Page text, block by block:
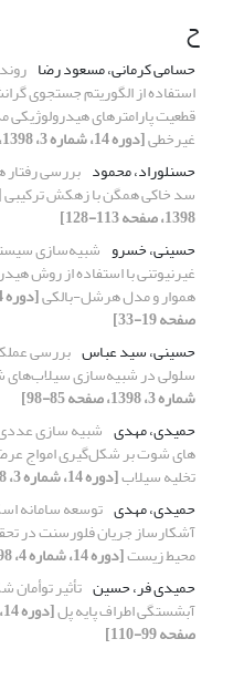
ح
حسامی کرمانی، مسعود رضا
استفاده از الگوریتم جستجوی
قطعیت پارامترهای
غیرخطی[دوره 14، شماره 3، 1398، صفحه 17-31]
حسنلوراد، محمود بررسی رفتار
سد خاکی همگن با زهکش ترکیبی
1398، صفحه 113-128]
حسینی، خسرو شبیه‌سازی
غیرنیوتنی با استفاده از روش
هموار و مدل هرشل-بالکی
صفحه 19-33]
حسینی، سید عباس بررسی
سلولی در شبیه‌سازی
شماره 3، 1398، صفحه 85-98]
حمیدی، مهدی شبیه سازی عددی
‌های شوت بر شکل‌گیری امواج
تخلیه سیلاب[دوره 14، شماره 3، 1398، صفحه 67-84]
حمیدی، مهدی توسعه سامانه
آشکارساز جریان فلورسنت در
محیط زیست[دوره 14، شماره 4، 1398، صفحه 69-81]
حمیدی فر، حسین تأثیر
آبشستگی اطراف پایه پل
صفحه 99-110]